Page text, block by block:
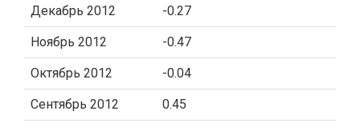
Декабрь 2012 -0.27
Ноябрь 2012 -0.47
Октябрь 2012 -0.04
Сентябрь 2012 0.45